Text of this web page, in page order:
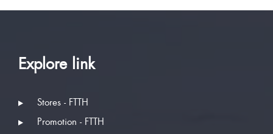
Explore link
Stores - FTTH
Promotion - FTTH